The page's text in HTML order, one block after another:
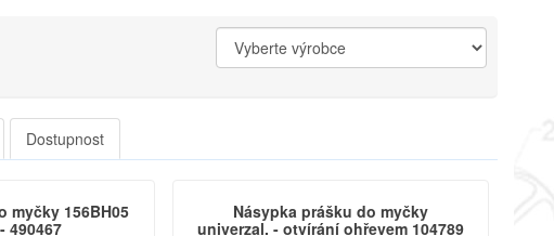
Dostupnost
myčky 156BH05
490467
Násypka prášku do myčky
univerzal. - otvírání ohřevem 104789